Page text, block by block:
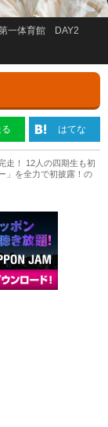
場第一体育館 DAY2
はてな
走！ 12人の四期生も初
」を全力で初披露！の